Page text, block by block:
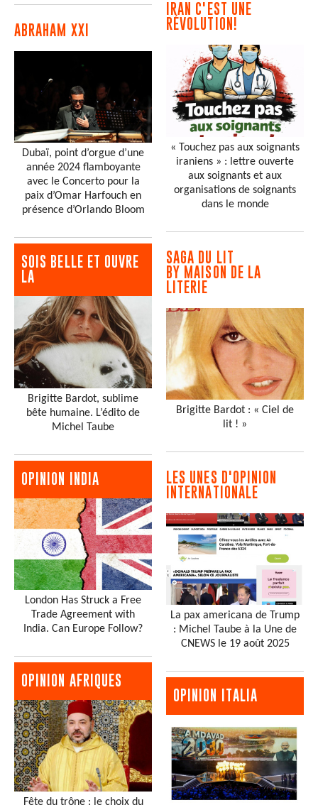
ABRAHAM XXI
Dubaï, point d’orgue d’une
année 2024 flamboyante
avec le Concerto pour la
paix d’Omar Harfouch en
présence d’Orlando Bloom
SOIS BELLE ET OUVRE
LA
Brigitte Bardot, sublime
bête humaine. L’édito de
Michel Taube
OPINION INDIA
London Has Struck a Free
Trade Agreement with
India. Can Europe Follow?
OPINION AFRIQUES
Fête du trône : le choix du
IRAN C'EST UNE
RÉVOLUTION!
« Touchez pas aux soignants
iraniens » : lettre ouverte
aux soignants et aux
organisations de soignants
dans le monde
SAGA DU LIT
BY MAISON DE LA
LITERIE
Brigitte Bardot : « Ciel de
lit ! »
LES UNES D'OPINION
INTERNATIONALE
La pax americana de Trump
: Michel Taube à la Une de
CNEWS le 19 août 2025
OPINION ITALIA